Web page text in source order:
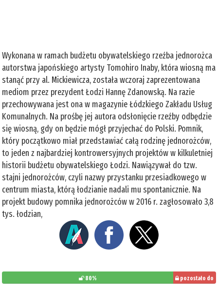
Wykonana w ramach budżetu obywatelskiego rzeźba jednorożca
autorstwa japońskiego artysty Tomohiro Inaby, która wiosną ma
stanąć przy al. Mickiewicza, została wczoraj zaprezentowana
mediom przez prezydent Łodzi Hannę Zdanowską. Na razie
przechowywana jest ona w magazynie Łódzkiego Zakładu Usług
Komunalnych. Na prośbę jej autora odsłonięcie rzeźby odbędzie
się wiosną, gdy on będzie mógł przyjechać do Polski. Pomnik,
który początkowo miał przedstawiać całą rodzinę jednorożców,
to jeden z najbardziej kontrowersyjnych projektów w kilkuletniej
historii budżetu obywatelskiego Łodzi. Nawiązywał do tzw.
stajni jednorożców, czyli nazwy przystanku przesiadkowego w
centrum miasta, którą łodzianie nadali mu spontanicznie. Na
projekt budowy pomnika jednorożców w 2016 r. zagłosowało 3,8
tys. łodzian,
80%
pozostało do